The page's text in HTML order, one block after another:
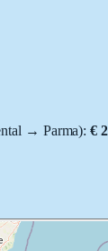
→ Parma): €